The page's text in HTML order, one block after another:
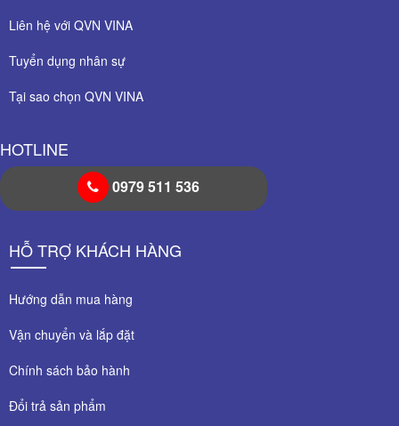
Liên hệ với QVN VINA
Tuyển dụng nhân sự
Tại sao chọn QVN VINA
HOTLINE
0979 511 536
HỖ TRỢ KHÁCH HÀNG
Hướng dẫn mua hàng
Vận chuyển và lắp đặt
Chính sách bảo hành
Đổi trả sản phẩm